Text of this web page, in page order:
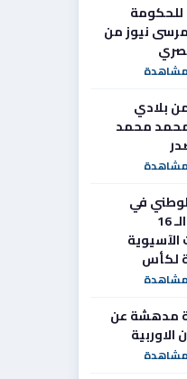
نيوز من
بلادي
محمد
في
مجموعة الـ 16
الآسيوية
لكأس
مدهشة عن
الاوربية